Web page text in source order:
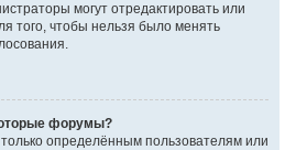
могут отредактировать или
того, чтобы нельзя было менять
форумы?
определённым пользователям или